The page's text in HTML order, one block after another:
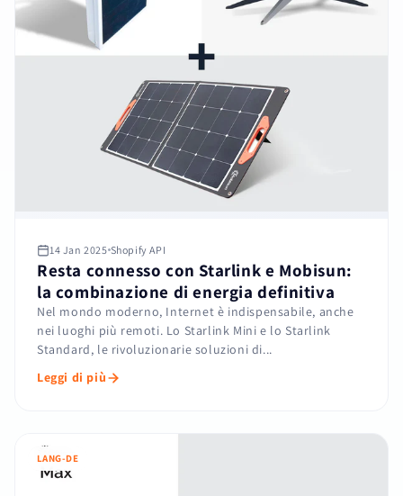
14 Jan 2025 Shopify API
Resta connesso con Starlink e Mobisun:
la combinazione di energia definitiva
Nel mondo moderno, Internet è indispensabile, anche
nei luoghi più remoti. Lo Starlink Mini e lo Starlink
Standard, le rivoluzionarie soluzioni di...
Leggi di più
LANG-DE